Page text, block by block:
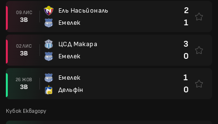
09 ЛИС
ЗВ
Ель Насьйональ
Емелек
2
1
02 ЛИС
ЗВ
ЦСД Макара
Емелек
3
0
26 ЖОВ
ЗВ
Емелек
Дельфін
1
0
Кубок Еквадору